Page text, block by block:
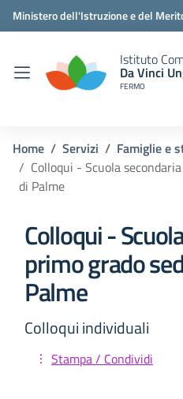
Ministero dell'Istruzione e del
Istituto
Da Vinci
FERMO
Home Servizi
Famiglie e
Colloqui - Scuola
di Palme
Colloqui -
primo grado
Palme
Colloqui individuali
Stampa / Condividi